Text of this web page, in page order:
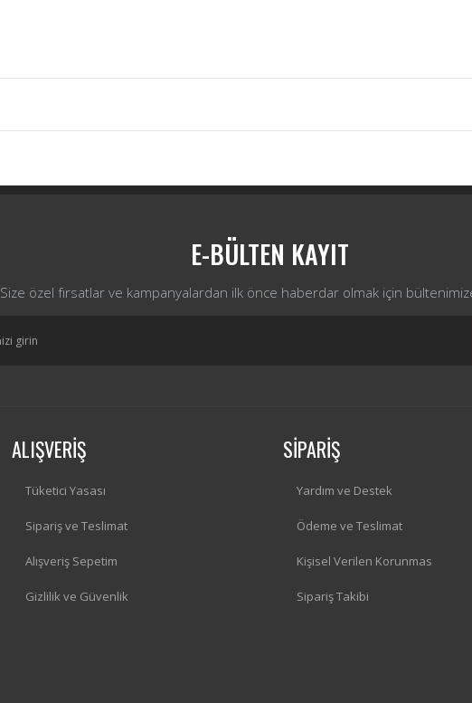
E-BÜLTEN KAYIT
Size özel fırsatlar ve kampanyalardan ilk önce haberdar olmak için
ALIŞVERİŞ
Tüketici Yasası
Sipariş ve Teslimat
Alışveriş Sepetim
Gizlilik ve Güvenlik
SİPARİŞ
Yardım ve Destek
Ödeme ve Teslimat
Kişisel Verilen Korunmas
Sipariş Takibi